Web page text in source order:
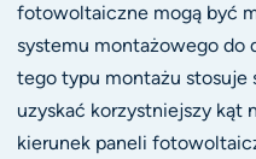
fotowoltaiczne mogą być
systemu montażowego do
tego typu montażu stosuje
uzyskać korzystniejszy kąt
kierunek paneli